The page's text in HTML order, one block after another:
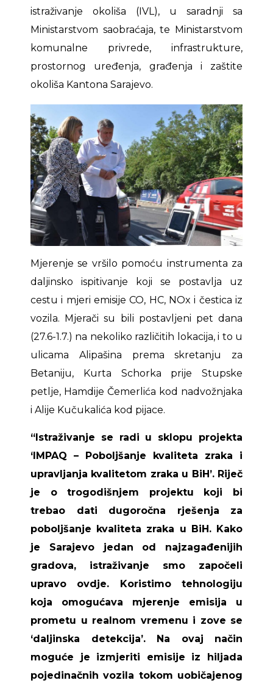
istraživanje okoliša (IVL), u saradnji sa
Ministarstvom saobraćaja, te Ministarstvom
komunalne privrede, infrastrukture,
prostornog uređenja, građenja i zaštite
okoliša Kantona Sarajevo.
Mjerenje se vršilo pomoću instrumenta za
daljinsko ispitivanje koji se postavlja uz
cestu i mjeri emisije CO, HC, NOx i čestica iz
vozila. Mjerači su bili postavljeni pet dana
(27.6-1.7.) na nekoliko različitih lokacija, i to u
ulicama Alipašina prema skretanju za
Betaniju, Kurta Schorka prije Stupske
petlje, Hamdije Čemerlića kod nadvožnjaka
i Alije Kučukalića kod pijace.
“Istraživanje se radi u sklopu projekta
‘IMPAQ – Poboljšanje kvaliteta zraka i
upravljanja kvalitetom zraka u BiH’. Riječ
je o trogodišnjem projektu koji bi
trebao dati dugoročna rješenja za
poboljšanje kvaliteta zraka u BiH. Kako
je Sarajevo jedan od najzagađenijih
gradova, istraživanje smo započeli
upravo ovdje. Koristimo tehnologiju
koja omogućava mjerenje emisija u
prometu u realnom vremenu i zove se
‘daljinska detekcija’. Na ovaj način
moguće je izmjeriti emisije iz hiljada
pojedinačnih vozila tokom uobičajenog